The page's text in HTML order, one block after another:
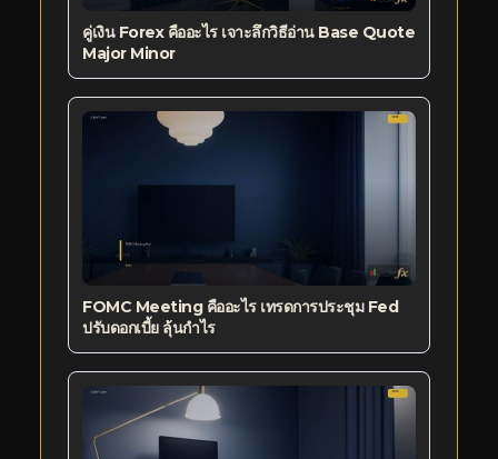
คู่เงิน Forex คืออะไร เจาะลึกวิธีอ่าน Base Quote
Major Minor
FOMC Meeting คืออะไร เทรดการประชุม Fed
ปรับดอกเบี้ย ลุ้นกำไร